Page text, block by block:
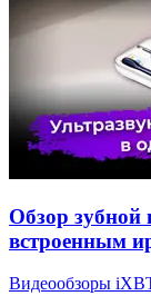
Обзор зубной
встроенным
Видеообзоры